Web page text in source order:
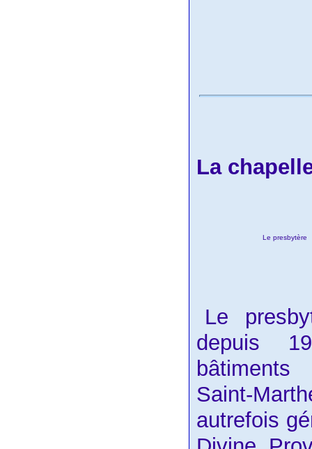
La
Le presbytère
Le
depuis
Saint-
autrefois